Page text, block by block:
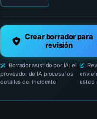
Crear borrador para
revisión
Borrador asistido por IA: el
proveedor de IA procesa los
detalles del incidente
usted